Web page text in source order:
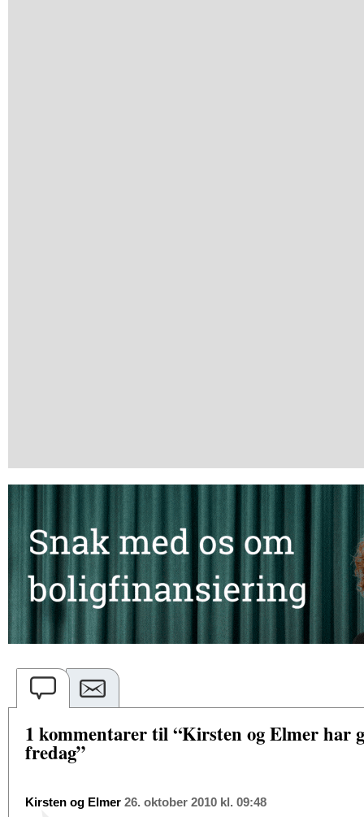
1 kommentarer til “Kirsten og Elmer har
fredag”
Kirsten og Elmer 26. oktober 2010 kl. 09:48